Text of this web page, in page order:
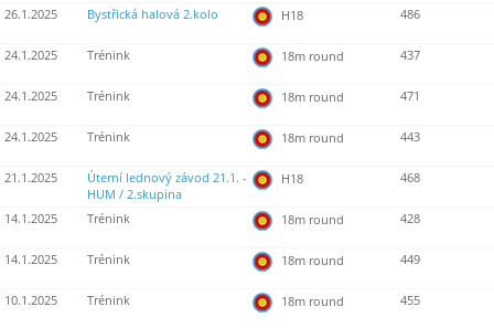
26.1.2025 Bystřická halová 2.kolo H18 486
24.1.2025 Trénink 18m round 437
24.1.2025 Trénink 18m round 471
24.1.2025 Trénink 18m round 443
21.1.2025
Úterní lednový závod 21.1. -
HUM / 2.skupina
H18 468
14.1.2025 Trénink 18m round 428
14.1.2025 Trénink 18m round 449
10.1.2025 Trénink 18m round 455